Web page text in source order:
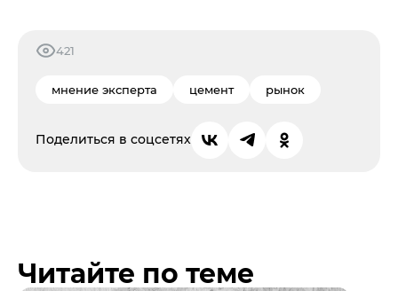
421
мнение эксперта цемент рынок
Поделиться в соцсетях
Читайте по теме